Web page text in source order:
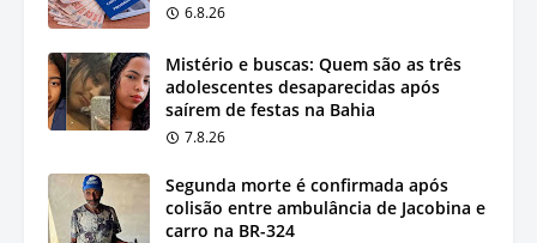
6.8.26
Mistério e buscas: Quem são as três
adolescentes desaparecidas após
saírem de festas na Bahia
7.8.26
Segunda morte é confirmada após
colisão entre ambulância de Jacobina e
carro na BR-324